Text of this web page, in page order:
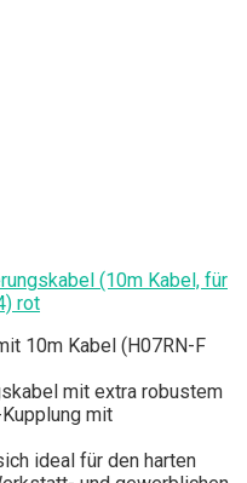
(10m Kabel, für
rot
10m Kabel (H07RN-F
mit extra robustem
mit
ideal für den harten